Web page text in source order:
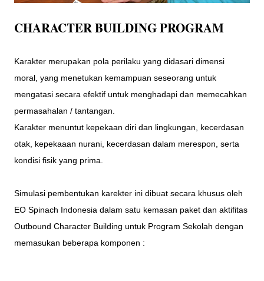
CHARACTER BUILDING PROGRAM
Karakter merupakan pola perilaku yang didasari dimensi
moral, yang menetukan kemampuan seseorang untuk
mengatasi secara efektif untuk menghadapi dan memecahkan
permasahalan / tantangan.
Karakter menuntut kepekaan diri dan lingkungan, kecerdasan
otak, kepekaaan nurani, kecerdasan dalam merespon, serta
kondisi fisik yang prima.
Simulasi pembentukan karekter ini dibuat secara khusus oleh
EO Spinach Indonesia dalam satu kemasan paket dan aktifitas
Outbound Character Building untuk Program Sekolah dengan
memasukan beberapa komponen :